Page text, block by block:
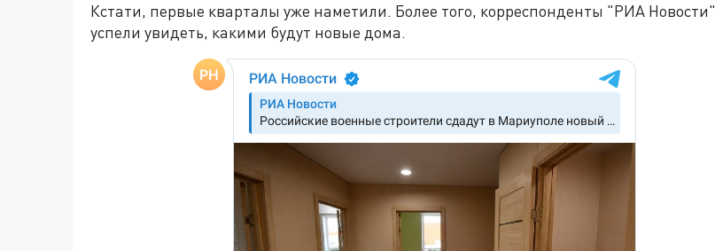
Кстати, первые кварталы уже наметили. Более того, корреспонденты "РИА Новости"
успели увидеть, какими будут новые дома.